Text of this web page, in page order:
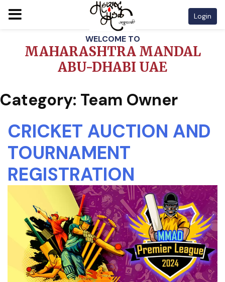
content
WELCOME TO
MAHARASHTRA MANDAL
ABU-DHABI UAE
Login
Category: Team Owner
CRICKET AUCTION AND
TOURNAMENT
REGISTRATION